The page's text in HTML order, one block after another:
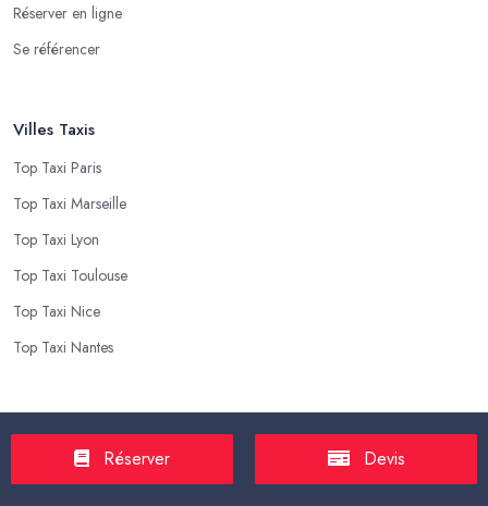
Réserver en ligne
Se référencer
Villes Taxis
Top Taxi Paris
Top Taxi Marseille
Top Taxi Lyon
Top Taxi Toulouse
Top Taxi Nice
Top Taxi Nantes
Tarif Course TaxiRéserver Devis